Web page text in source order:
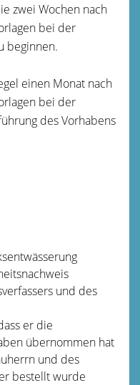
zwei Wochen nach
bei der
beginnen.
einen Monat nach
bei der
des Vorhabens
und des
er die
übernommen hat
und des
bestellt wurde